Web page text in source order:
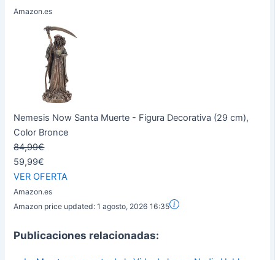
Amazon.es
Nemesis Now Santa Muerte - Figura Decorativa (29 cm),
Color Bronce
84,99€
59,99€
VER OFERTA
Amazon.es
Amazon price updated:1 agosto, 2026 16:35
Publicaciones relacionadas: